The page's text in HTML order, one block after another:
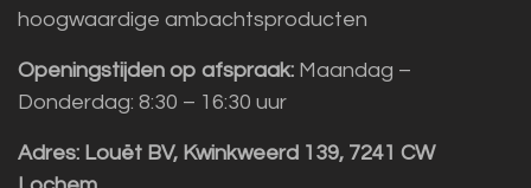
hoogwaardige ambachtsproducten
Openingstijden op afspraak: Maandag –
Donderdag: 8:30 – 16:30 uur
Adres: Louët BV, Kwinkweerd 139, 7241 CW